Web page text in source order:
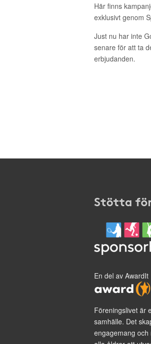
Här finns
exklusivt genom
Just nu har inte
senare för att ta
erbjudanden.
Stötta
En del av AwardIt
Föreningslivet är
samhälle. Det
engagemang